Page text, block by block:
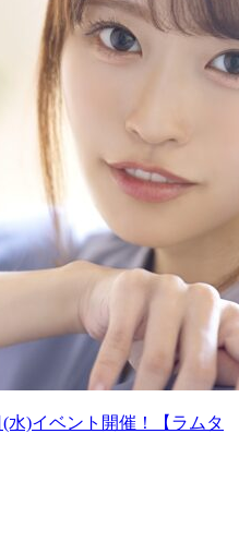
(水)イベント開催！【ラムタ